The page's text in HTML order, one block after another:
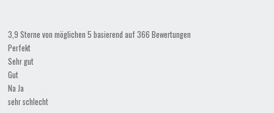
3,9 Sterne von möglichen 5 basierend auf 366 Bewertungen
Perfekt
Sehr gut
Gut
Na Ja
sehr schlecht